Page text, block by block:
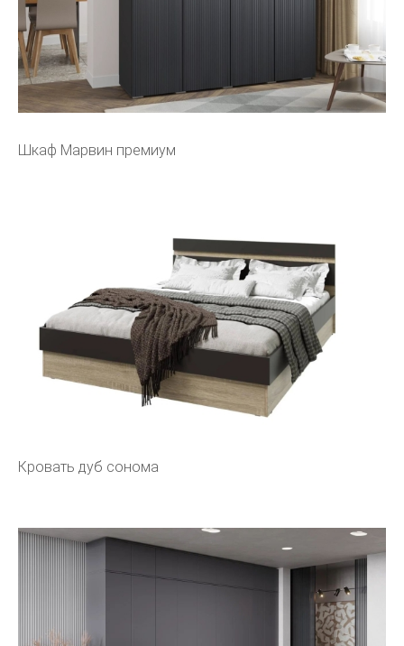
Шкаф Марвин премиум
Кровать дуб сонома